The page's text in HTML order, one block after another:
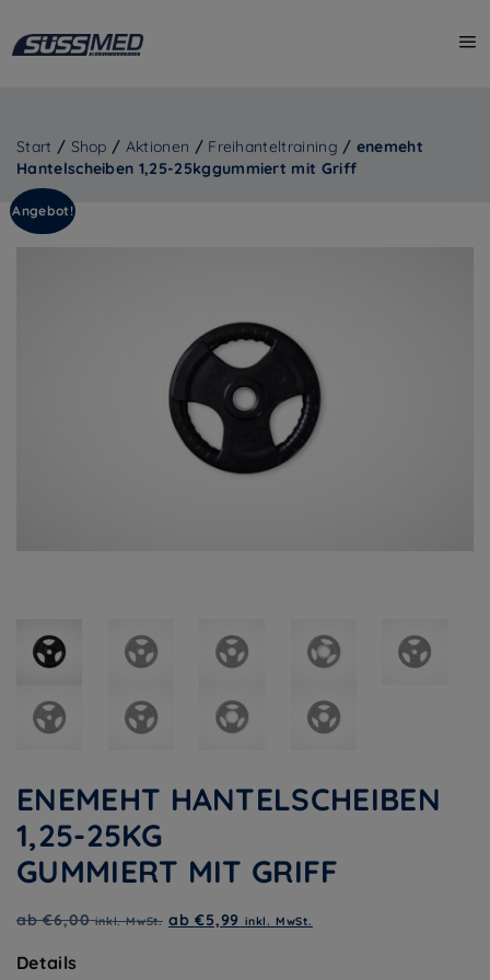
Start / Shop / Aktionen / Freihanteltraining / enemeht
Hantelscheiben 1,25-25kggummiert mit Griff
Angebot!
ENEMEHT HANTELSCHEIBEN
1,25-25KG
GUMMIERT MIT GRIFF
ab€6,00 inkl. MwSt. ab€5,99 inkl. MwSt.
Details